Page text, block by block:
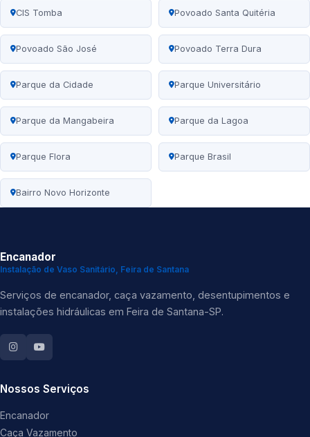
CIS Tomba Povoado Santa Quitéria
Povoado São José Povoado Terra Dura
Parque da Cidade Parque Universitário
Parque da Mangabeira Parque da Lagoa
Parque Flora Parque Brasil
Bairro Novo Horizonte
Encanador
Instalação de Vaso Sanitário, Feira de Santana
Serviços de encanador, caça vazamento, desentupimentos e
instalações hidráulicas em Feira de Santana-SP.
Nossos Serviços
Encanador
Caça Vazamento